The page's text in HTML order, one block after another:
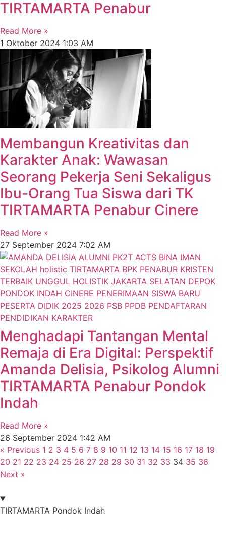
TIRTAMARTA Penabur
Read More »
1 Oktober 2024 1:03 AM
Membangun Kreativitas dan
Karakter Anak: Wawasan
Seorang Pekerja Seni Sekaligus
Ibu-Orang Tua Siswa dari TK
TIRTAMARTA Penabur Cinere
Read More »
27 September 2024 7:02 AM
Menghadapi Tantangan Mental
Remaja di Era Digital: Perspektif
Amanda Delisia, Psikolog Alumni
TIRTAMARTA Penabur Pondok
Indah
Read More »
26 September 2024 1:42 AM
« Previous 1 2 3 4 5 6 7 8 9 10 11 12 13 14 15 16 17 18 19
20 21 22 23 24 25 26 27 28 29 30 31 32 33 34 35 36
Next »
TIRTAMARTA Pondok Indah